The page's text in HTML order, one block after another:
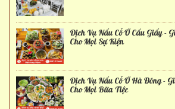
Dịch Vụ Nấu Cỗ Ở Cầu Giấy -
Cho Mọi Sự Kiện
Dịch Vụ Nấu Cỗ Ở Hà Đông -
Cho Mọi Bữa Tiệc